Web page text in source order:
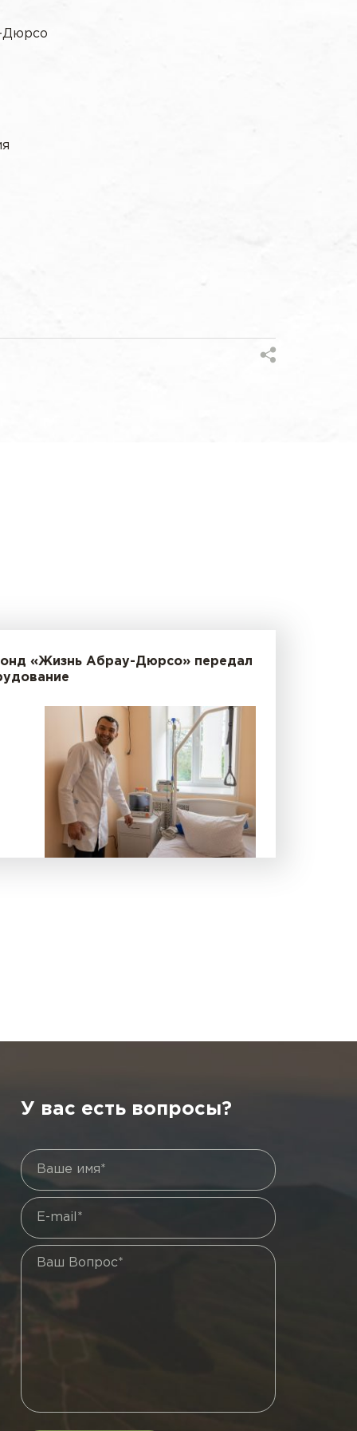
Дюрсо
«Жизнь Абрау-Дюрсо» передал
У вас есть вопросы?
Ваше имя*
E-mail*
Ваш Вопрос*